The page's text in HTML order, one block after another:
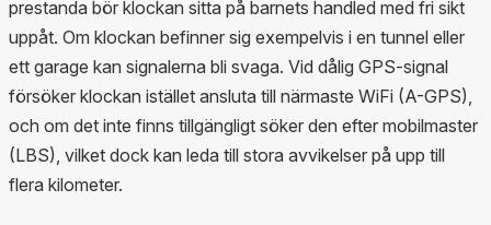
prestanda bör klockan sitta på barnets handled med fri sikt
uppåt. Om klockan befinner sig exempelvis i en tunnel eller
ett garage kan signalerna bli svaga. Vid dålig GPS-signal
försöker klockan istället ansluta till närmaste WiFi (A-GPS),
och om det inte finns tillgängligt söker den efter mobilmaster
(LBS), vilket dock kan leda till stora avvikelser på upp till
flera kilometer.